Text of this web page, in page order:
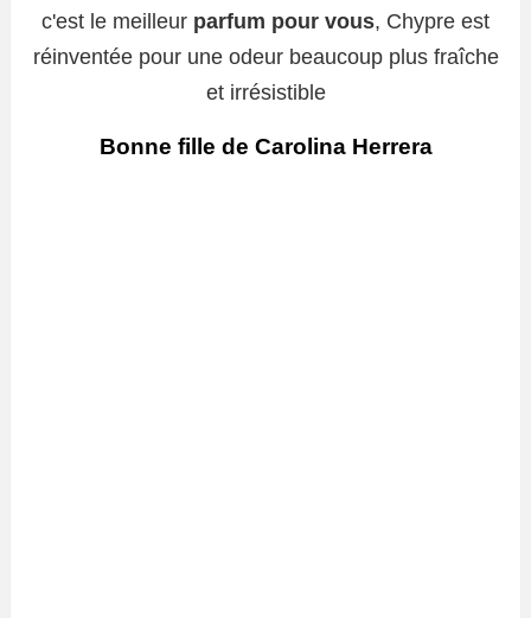
c'est le meilleur parfum pour vous, Chypre est
réinventée pour une odeur beaucoup plus fraîche
et irrésistible
Bonne fille de Carolina Herrera